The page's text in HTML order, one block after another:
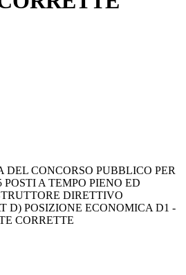
DEL CONCORSO PUBBLICO PER
A TEMPO PIENO ED
DIRETTIVO
D) POSIZIONE ECONOMICA D1 -
CORRETTE